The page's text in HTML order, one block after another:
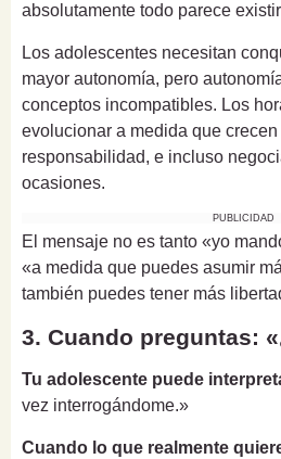
absolutamente todo parece
Los adolescentes necesitan
mayor autonomía, pero
conceptos incompatibles. Los
evolucionar a medida que
responsabilidad, e incluso
ocasiones.
PUBLICIDAD
El mensaje no es tanto «yo
«a medida que puedes asumir
también puedes tener más
3. Cuando preguntas:
Tu adolescente puede
vez interrogándome.»
Cuando lo que realmente